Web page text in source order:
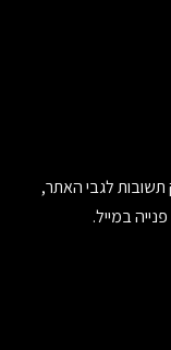
תשובות לגבי האתר,
במייל.